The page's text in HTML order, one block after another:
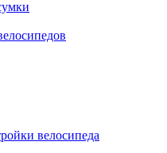
велосипеда